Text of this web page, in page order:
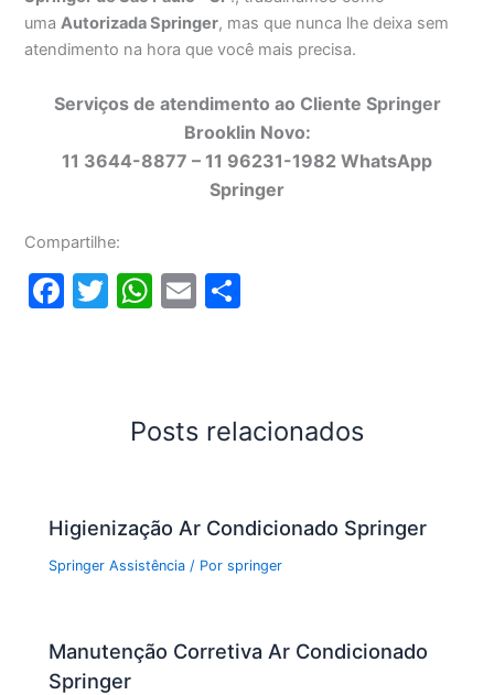
umaAutorizada Springer, mas que nunca lhe deixa sem
atendimento na hora que você mais precisa.
Serviços de atendimento ao Cliente Springer
Brooklin Novo:
11 3644-8877 – 11 96231-1982 WhatsApp
Springer
Compartilhe:
F
k
T
W
A
E
Posts relacionados
Higienização Ar Condicionado Springer
Springer Assistência / Porspringer
Manutenção Corretiva Ar Condicionado
Springer